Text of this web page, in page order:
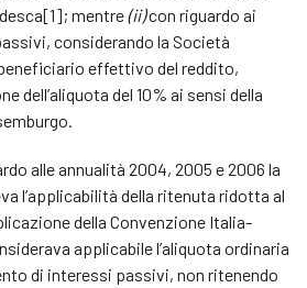
mentre(ii)con riguardo ai
considerando la Società
effettivo del reddito,
dell’aliquota del 10% ai sensi della
alle annualità 2004, 2005 e 2006 la
l’applicabilità della ritenuta ridotta al
della Convenzione Italia-
applicabile l’aliquota ordinaria
di interessi passivi, non ritenendo